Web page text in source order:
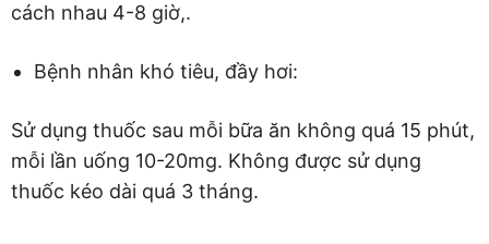
cách nhau 4-8 giờ,.
Bệnh nhân khó tiêu, đầy hơi:
Sử dụng thuốc sau mỗi bữa ăn không quá 15 phút,
mỗi lần uống 10-20mg. Không được sử dụng
thuốc kéo dài quá 3 tháng.